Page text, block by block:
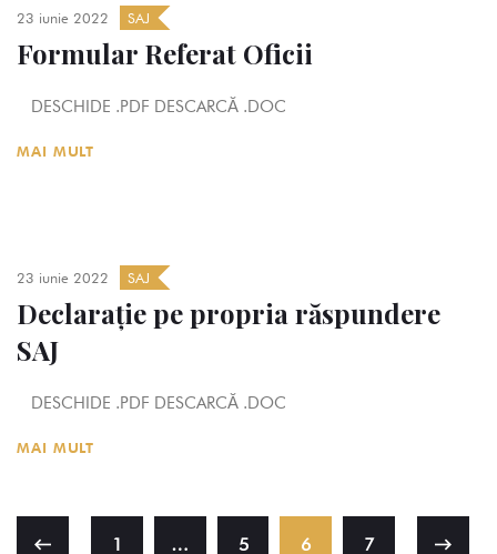
23 iunie 2022 SAJ
Formular Referat Oficii
DESCHIDE .PDF DESCARCĂ .DOC
MAI MULT
23 iunie 2022 SAJ
Declarație pe propria răspundere
SAJ
DESCHIDE .PDF DESCARCĂ .DOC
MAI MULT
1 … 5 6 7